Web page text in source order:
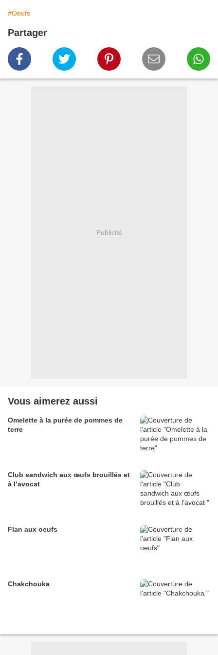
#Oeufs
Partager
Publicité
Vous aimerez aussi
Omelette à la purée de pommes de
terre
Club sandwich aux œufs brouillés et
à l’avocat
Flan aux oeufs
Chakchouka